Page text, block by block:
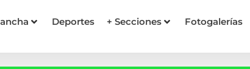
Deportes + Secciones Fotogalerías